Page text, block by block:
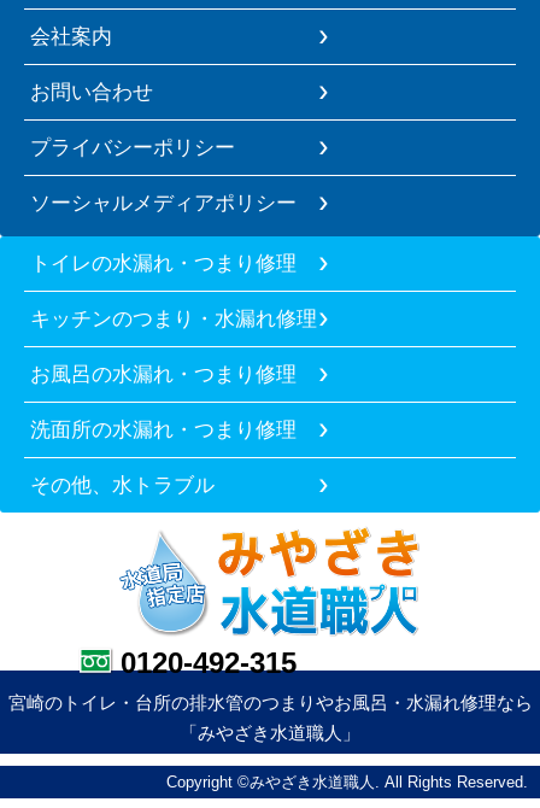
会社案内
お問い合わせ
プライバシーポリシー
ソーシャルメディアポリシー
トイレの水漏れ・つまり修理
キッチンのつまり・水漏れ修理
お風呂の水漏れ・つまり修理
洗面所の水漏れ・つまり修理
その他、水トラブル
0120-492-315
宮崎のトイレ・台所の排水管のつまりやお風呂・水漏れ修理なら
「みやざき水道職人」
Copyright ©みやざき水道職人. All Rights Reserved.